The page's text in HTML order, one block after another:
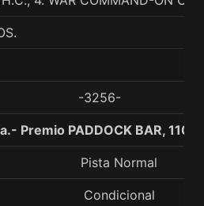
-3256-
Premio PADDOCK BAR,
Pista Normal
Condicional